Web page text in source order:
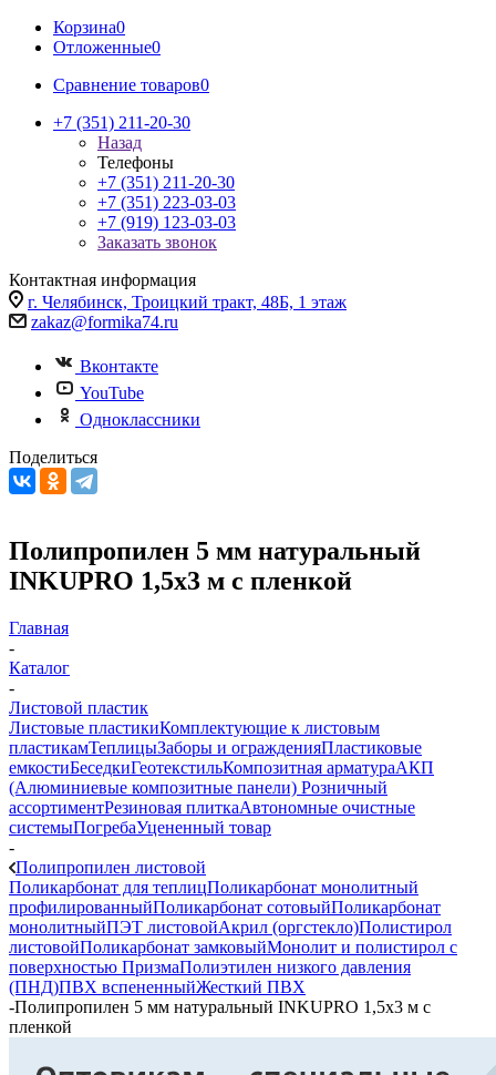
Корзина0
Отложенные0
Сравнение товаров0
+7 (351) 211-20-30
Назад
Телефоны
+7 (351) 211-20-30
+7 (351) 223-03-03
+7 (919) 123-03-03
Заказать звонок
Контактная информация
г. Челябинск, Троицкий тракт, 48Б, 1 этаж
zakaz@formika74.ru
Вконтакте
YouTube
Одноклассники
Поделиться
Полипропилен 5 мм натуральный
INKUPRO 1,5х3 м с пленкой
Главная
-
Каталог
-
Листовой пластик
Листовые пластикиКомплектующие к листовым
пластикамТеплицыЗаборы и огражденияПластиковые
емкостиБеседкиГеотекстильКомпозитная арматураАКП
(Алюминиевые композитные панели) Розничный
ассортиментРезиновая плиткаАвтономные очистные
системыПогребаУцененный товар
-
Полипропилен листовой
Поликарбонат для теплицПоликарбонат монолитный
профилированныйПоликарбонат сотовыйПоликарбонат
монолитныйПЭТ листовойАкрил (оргстекло)Полистирол
листовойПоликарбонат замковыйМонолит и полистирол с
поверхностью ПризмаПолиэтилен низкого давления
(ПНД)ПВХ вспененныйЖесткий ПВХ
-Полипропилен 5 мм натуральный INKUPRO 1,5х3 м с
пленкой